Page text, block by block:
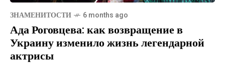
ЗНАМЕНИТОСТИ 6 months ago
Ада Роговцева: как возвращение в
Украину изменило жизнь легендарной
актрисы